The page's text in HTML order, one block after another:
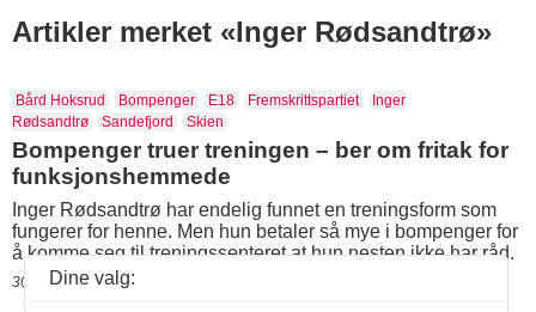
Artikler merket «Inger Rødsandtrø»
Bård Hoksrud Bompenger E18 Fremskrittspartiet
Inger
Rødsandtrø
Sandefjord Skien
Bompenger truer treningen – ber om fritak for
funksjonshemmede
Inger Rødsandtrø har endelig funnet en treningsform som
fungerer for henne. Men hun betaler så mye i bompenger for
å komme seg til treningssenteret at hun nesten ikke har råd.
30.08.2021 09:44
Dine valg: